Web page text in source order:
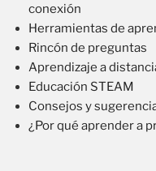
conexión
Herramientas de
Rincón de preguntas
Aprendizaje a
Educación STEAM
Consejos y
¿Por qué aprender a